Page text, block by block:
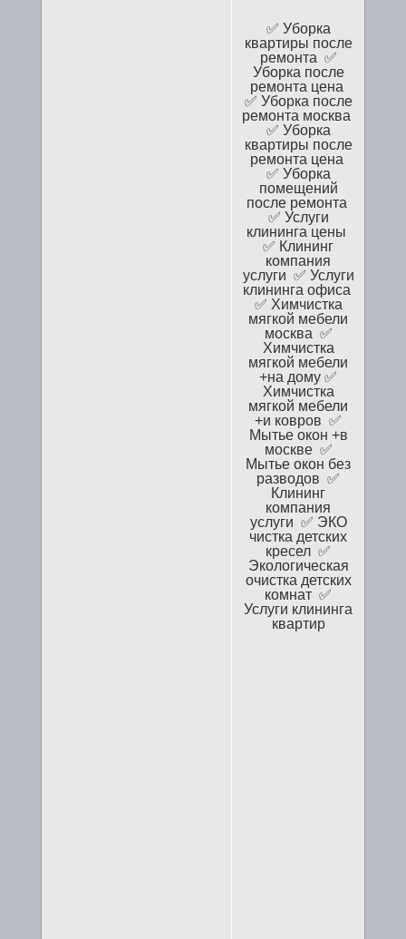
✅ Уборка
квартиры после
ремонта ✅
Уборка после
ремонта цена
✅ Уборка после
ремонта москва
✅ Уборка
квартиры после
ремонта цена
✅ Уборка
помещений
после ремонта
✅ Услуги
клининга цены
✅ Клининг
компания
услуги ✅ Услуги
клининга офиса
✅ Химчистка
мягкой мебели
москва ✅
Химчистка
мягкой мебели
+на дому ✅
Химчистка
мягкой мебели
+и ковров ✅
Мытье окон +в
москве ✅
Мытье окон без
разводов ✅
Клининг
компания
услуги ✅ ЭКО
чистка детских
кресел ✅
Экологическая
очистка детских
комнат ✅
Услуги клининга
квартир